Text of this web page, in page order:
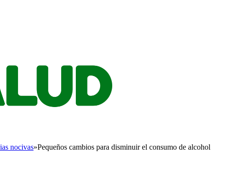
nocivas»Pequeños cambios para disminuir el consumo de alcohol